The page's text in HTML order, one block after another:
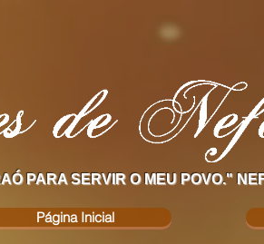
PARA SERVIR O MEU POVO."
Página Inicial